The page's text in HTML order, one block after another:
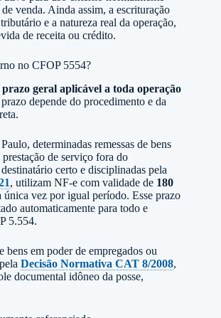
venda. Ainda assim, a escrituração
e a natureza real da operação,
de receita ou crédito.
no CFOP 5554?
geral aplicável a toda operação
depende do procedimento e da
determinadas remessas de bens
de serviço fora do
certo e disciplinadas pela
, utilizam NF-e com validade de 180
única vez por igual período. Esse prazo
automaticamente para todo e
5.554.
bens em poder de empregados ou
Decisão Normativa CAT 8/2008,
documental idôneo da posse,